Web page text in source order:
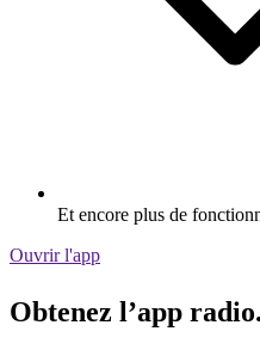
Et encore plus de
Ouvrir l'app
Obtenez l’app